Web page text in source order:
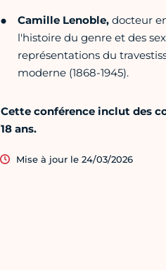
Camille Lenoble, docteur
l'histoire du genre et des
représentations du
moderne (1868-1945).
Cette conférence inclut des
18 ans.
Mise à jour le 24/03/2026